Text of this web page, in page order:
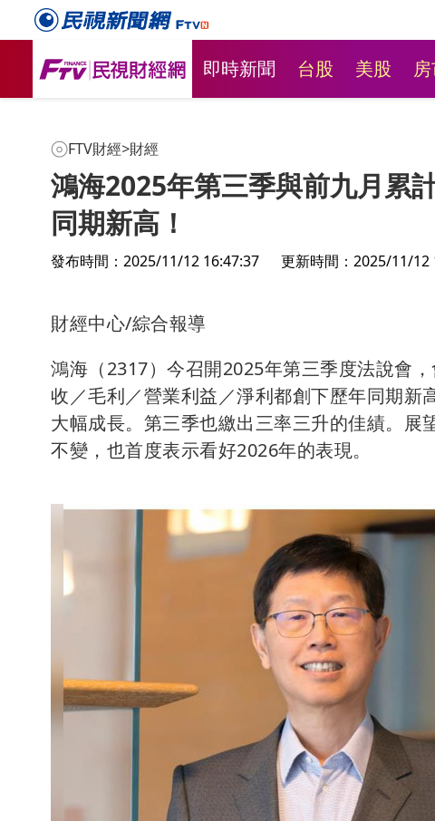
即時新聞 台股 美股
FTV財經>財經
鴻海2025年第三季與前九月累
同期新高！
發布時間：2025/11/12 16:47:37 更新時間：2025/11/12
財經中心/綜合報導
鴻海（2317）今召開2025年第三季度法說會
收／毛利／營業利益／淨利都創下歷年同期新
大幅成長。第三季也繳出三率三升的佳績。
不變，也首度表示看好2026年的表現。